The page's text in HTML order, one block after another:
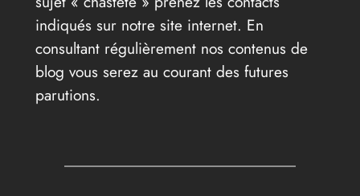
indiqués sur notre site internet. En
consultant régulièrement nos contenus de
blog vous serez au courant des futures
parutions.